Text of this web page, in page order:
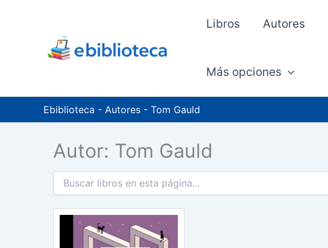
Libros Autores
Más opciones
Ebiblioteca - Autores - Tom Gauld
Autor: Tom Gauld